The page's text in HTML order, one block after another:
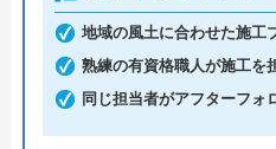
創業・設立 2000年4月
本社所在地
〒880-0926
宮崎県宮崎
地域の風土に合わせた施工
熟練の有資格職人が施工を
同じ担当者がアフターフォ